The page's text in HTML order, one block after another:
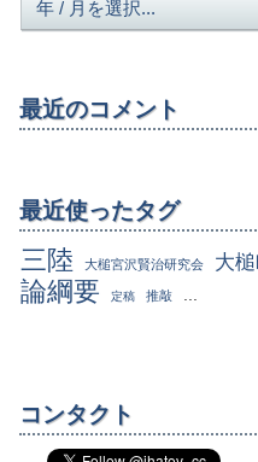
最近のコメント
最近使ったタグ
三陸 大槌宮沢賢治研究会 大槌
論綱要
定稿 推敲
...
コンタクト